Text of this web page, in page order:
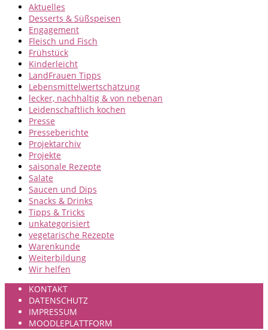
Aktuelles
Desserts & Süßspeisen
Engagement
Fleisch und Fisch
Frühstück
Kinderleicht
LandFrauen Tipps
Lebensmittelwertschätzung
lecker, nachhaltig & von nebenan
Leidenschaftlich kochen
Presse
Presseberichte
Projektarchiv
Projekte
saisonale Rezepte
Salate
Saucen und Dips
Snacks & Drinks
Tipps & Tricks
unkategorisiert
vegetarische Rezepte
Warenkunde
Weiterbildung
Wir helfen
KONTAKT
DATENSCHUTZ
IMPRESSUM
MOODLEPLATTFORM